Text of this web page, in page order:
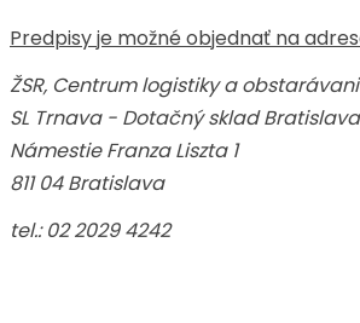
Predpisy je možné objednať na
ŽSR, Centrum logistiky a
SL Trnava - Dotačný sklad
Námestie Franza Liszta 1
811 04 Bratislava
tel.: 02 2029 4242